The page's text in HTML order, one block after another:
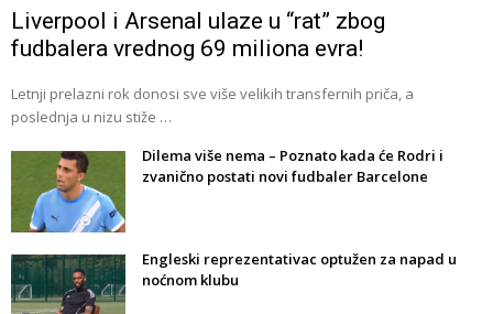
Liverpool i Arsenal ulaze u “rat” zbog
fudbalera vrednog 69 miliona evra!
Letnji prelazni rok donosi sve više velikih transfernih priča, a
poslednja u nizu stiže …
Dilema više nema – Poznato kada će Rodri i
zvanično postati novi fudbaler Barcelone
Engleski reprezentativac optužen za napad u
noćnom klubu